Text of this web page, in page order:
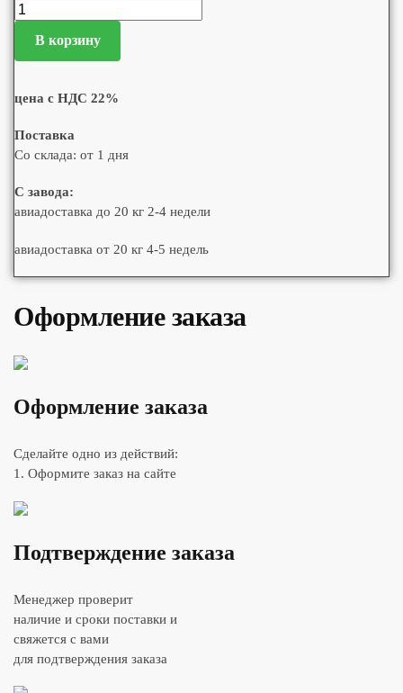
В корзину
цена с НДС 22%
Поставка
Со склада: от 1 дня
С завода:
авиадоставка до 20 кг 2-4 недели
авиадоставка от 20 кг 4-5 недель
Оформление заказа
Оформление заказа
Сделайте одно из действий:
1. Оформите заказ на сайте
Подтверждение заказа
Менеджер проверит
наличие и сроки поставки и
свяжется с вами
для подтверждения заказа